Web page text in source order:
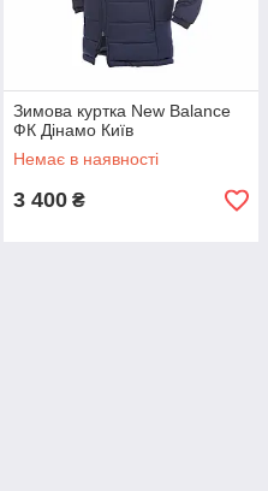
Зимова куртка New Balance
ФК Дінамо Київ
Немає в наявності
3 400 ₴